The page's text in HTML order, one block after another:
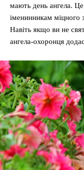
мають день ангела.
іменинникам міцного
Навіть якщо ви не
ангела-охоронця